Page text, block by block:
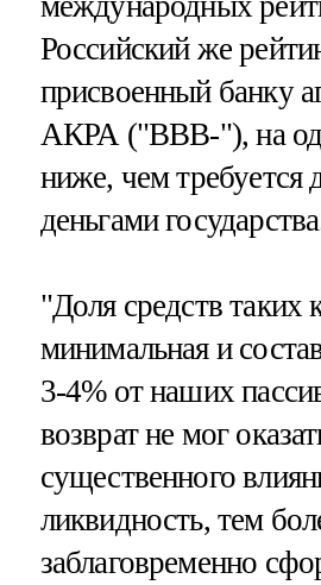
Российский же
присвоенный банку
АКРА ("ВВВ-"), на
ниже, чем требуется
деньгами
"Доля средств таких
минимальная и
3-4% от наших
возврат не мог
существенного
ликвидность, тем
заблаговременно